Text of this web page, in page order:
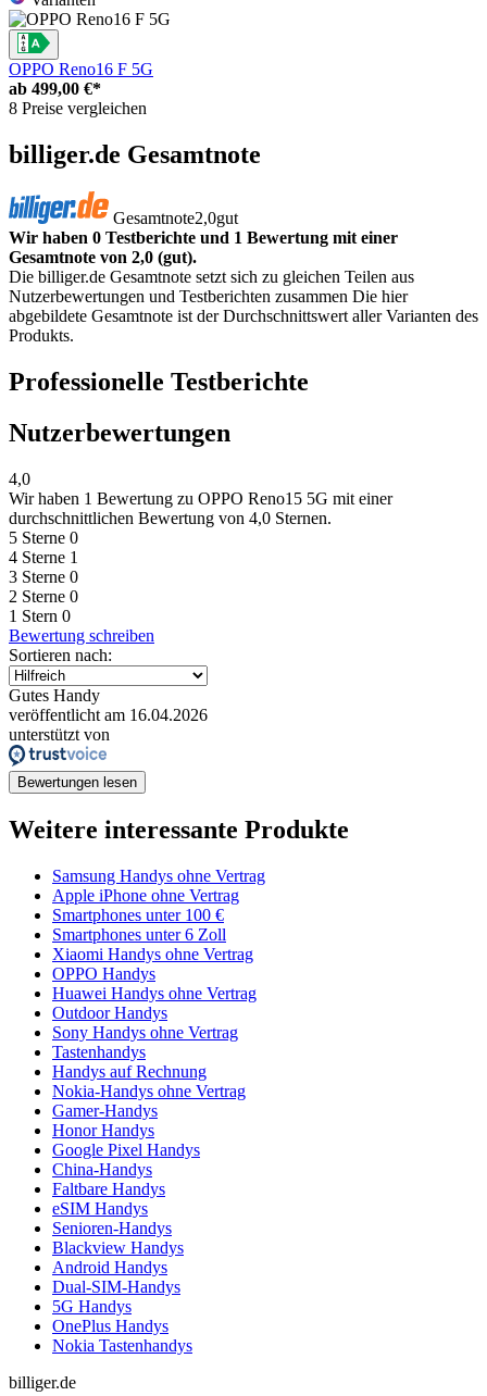
OPPO Reno16 F 5G
ab 499,00 €*
8 Preise vergleichen
billiger.de Gesamtnote
Gesamtnote2,0gut
Wir haben 0 Testberichte und 1 Bewertung mit einer
Gesamtnote von 2,0 (gut).
Die billiger.de Gesamtnote setzt sich zu gleichen Teilen aus
Nutzerbewertungen und Testberichten zusammen Die hier
abgebildete Gesamtnote ist der Durchschnittswert aller Varianten des
Produkts.
Professionelle Testberichte
Nutzerbewertungen
4,0
Wir haben 1 Bewertung zu OPPO Reno15 5G mit einer
durchschnittlichen Bewertung von 4,0 Sternen.
5 Sterne 0
4 Sterne 1
3 Sterne 0
2 Sterne 0
1 Stern 0
Bewertung schreiben
Sortieren nach:
Gutes Handy
veröffentlicht am 16.04.2026
unterstützt von
Bewertungen lesen
Weitere interessante Produkte
Samsung Handys ohne Vertrag
Apple iPhone ohne Vertrag
Smartphones unter 100 €
Smartphones unter 6 Zoll
Xiaomi Handys ohne Vertrag
OPPO Handys
Huawei Handys ohne Vertrag
Outdoor Handys
Sony Handys ohne Vertrag
Tastenhandys
Handys auf Rechnung
Nokia-Handys ohne Vertrag
Gamer-Handys
Honor Handys
Google Pixel Handys
China-Handys
Faltbare Handys
eSIM Handys
Senioren-Handys
Blackview Handys
Android Handys
Dual-SIM-Handys
5G Handys
OnePlus Handys
Nokia Tastenhandys
billiger.de